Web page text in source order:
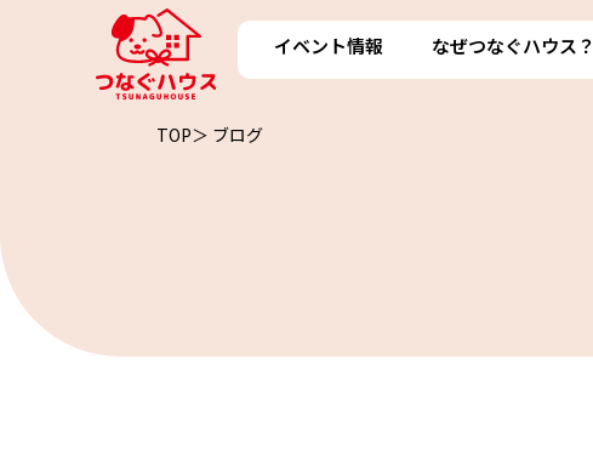
イベント情報 なぜつなぐハウス？
TOP＞ ブログ